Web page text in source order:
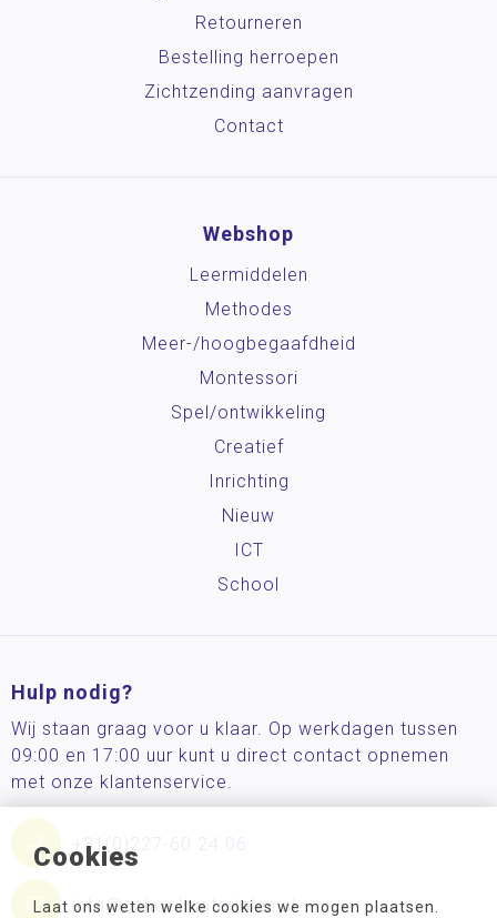
Cookies
Laat ons weten welke cookies we mogen plaatsen.
Retourneren
Bestelling herroepen
Zichtzending aanvragen
Contact
Webshop
Leermiddelen
Methodes
Meer-/hoog­begaafdheid
Montessori
Spel/ontwikkeling
Creatief
Inrichting
Nieuw
ICT
School
Hulp nodig?
Wij staan graag voor u klaar. Op werkdagen tussen
09:00 en 17:00 uur kunt u direct contact opnemen
met onze klantenservice.
+31(0)227-60 24 06
info@schoolmaterialen.nl